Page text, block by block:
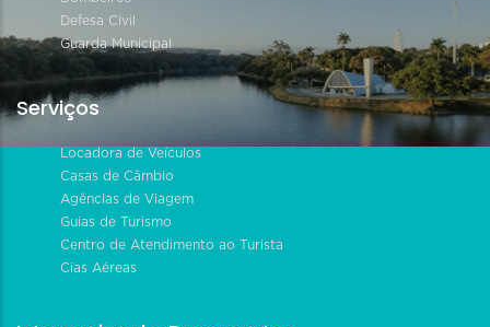
Defesa Civil
Guarda Municipal
Serviços
Locadora de Veículos
Casas de Câmbio
Agências de Viagem
Guias de Turismo
Centro de Atendimento ao Turista
Cias Aéreas